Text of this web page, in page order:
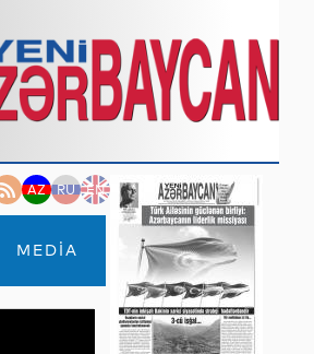
AZ RU EN
MEDİA
×